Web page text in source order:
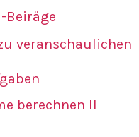
Beiräge
berechnen II